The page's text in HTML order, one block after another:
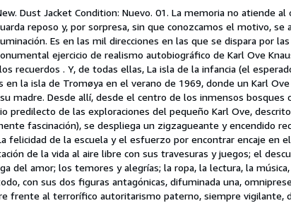
Dust Jacket Condition: Nuevo. 01. La memoria no atiende al
reposo y, por sorpresa, sin que conozcamos el motivo, se
Es en las mil direcciones en las que se dispara por
ejercicio de realismo autobiográfico de Karl Ove
recuerdos . Y, de todas ellas, La isla de la infancia (el
en la isla de Tromøya en el verano de 1969, donde un Karl
madre. Desde allí, desde el centro de los inmensos bosques
predilecto de las exploraciones del pequeño Karl Ove,
fascinación), se despliega un zigzagueante y encendido
felicidad de la escuela y el esfuerzo por encontrar encaje en
de la vida al aire libre con sus travesuras y juegos; el
del amor; los temores y alegrías; la ropa, la lectura, la
con sus dos figuras antagónicas, difuminada una,
frente al terrorífico autoritarismo paterno, siempre vigilante,